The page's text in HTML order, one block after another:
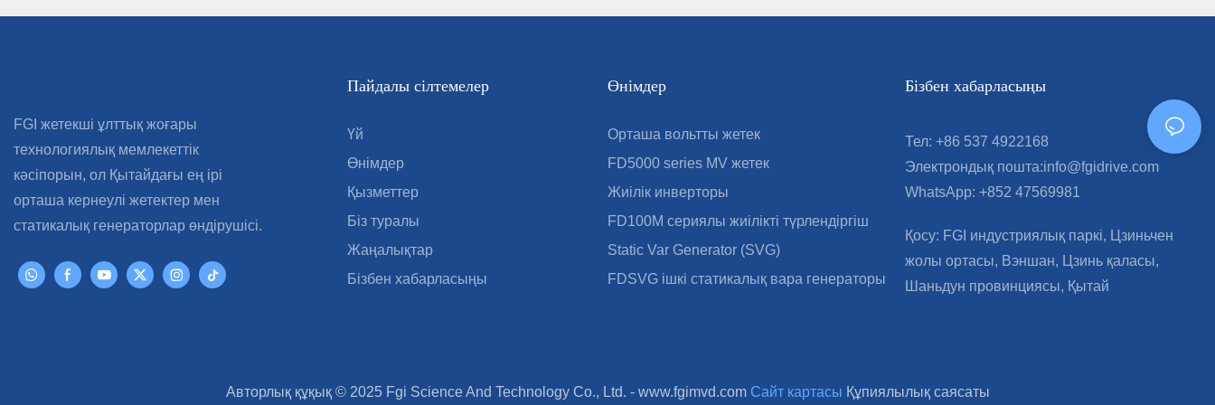
FGI жетекші ұлттық жоғары
технологиялық мемлекеттік
кәсіпорын, ол Қытайдағы ең ірі
орташа кернеулі жетектер мен
статикалық генераторлар өндірушісі.
Пайдалы сілтемелер
Үй
Өнімдер
Қызметтер
Біз туралы
Жаңалықтар
Бізбен хабарласыңы
Өнімдер
Орташа вольтты жетек
FD5000 series MV жетек
Жиілік инверторы
FD100M сериялы жиілікті түрлендіргіш
Static Var Generator (SVG)
FDSVG ішкі статикалық вара генераторы
Бізбен хабарласыңы
Тел: +86 537 4922168
Электрондық пошта:info@fgidrive.com
WhatsApp: +852 47569981
Қосу: FGI индустриялық паркі, Цзиньчен
жолы ортасы, Вэншан, Цзинь қаласы,
Шаньдун провинциясы, Қытай
Авторлық құқық © 2025 Fgi Science And Technology Co., Ltd. - www.fgimvd.com Сайт картасы Құпиялылық саясаты